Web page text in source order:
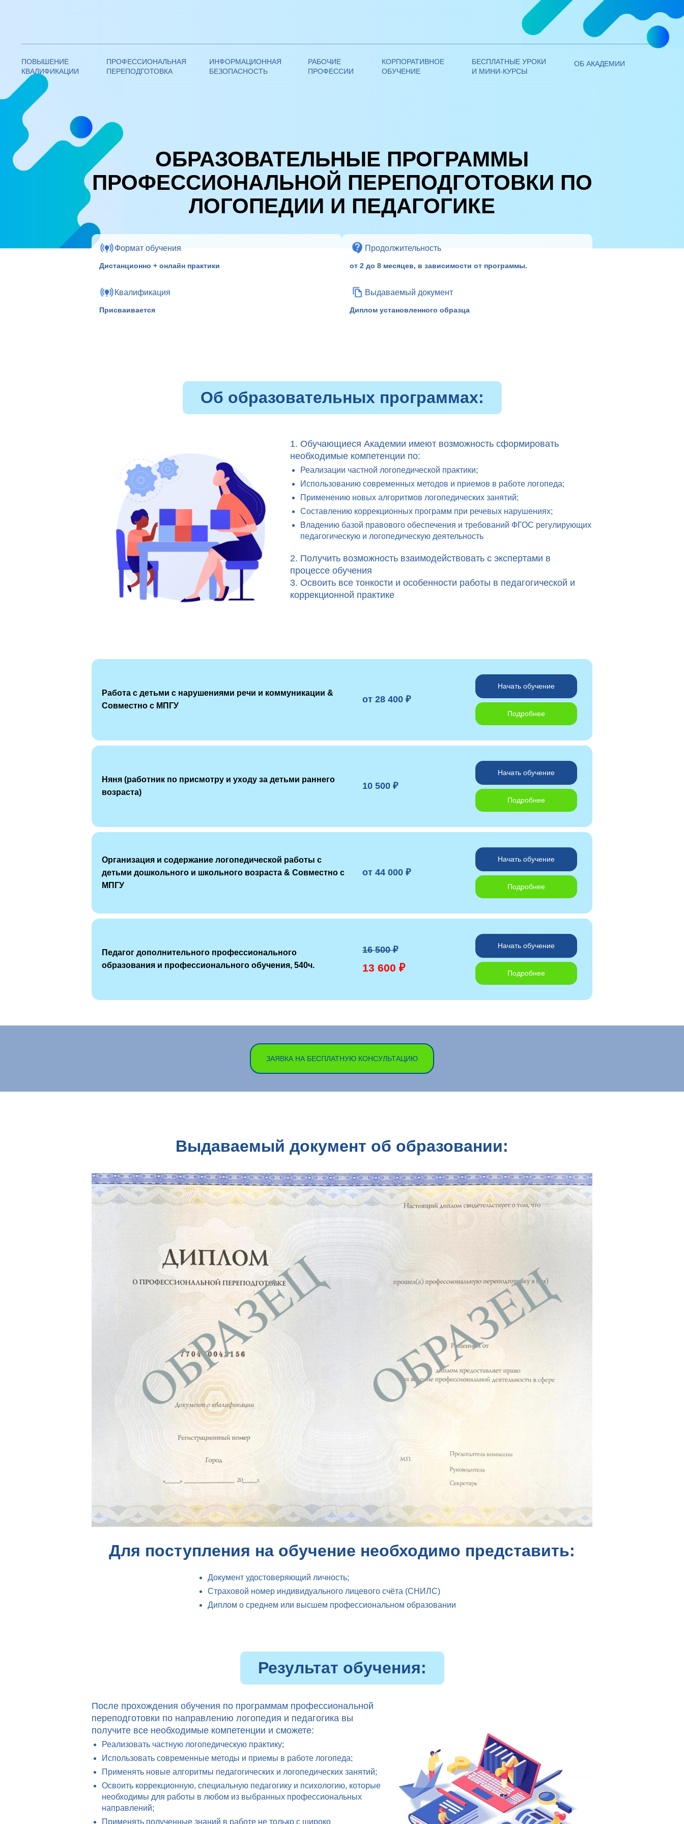
ЭИОС ЛИЧНЫЙ КАБИНЕТ
+7 (800) 250 - 14 - 28
+7 (495) 970 - 21 - 00
ПОВЫШЕНИЕ
КВАЛИФИКАЦИИ
ПРОФЕССИОНАЛЬНАЯ
ПЕРЕПОДГОТОВКА
ИНФОРМАЦИОННАЯ
БЕЗОПАСНОСТЬ
РАБОЧИЕ
ПРОФЕССИИ
КОРПОРАТИВНОЕ
ОБУЧЕНИЕ
БЕСПЛАТНЫЕ УРОКИ
И МИНИ-КУРСЫ
ОБ АКАДЕМИИ
ОБРАЗОВАТЕЛЬНЫЕ ПРОГРАММЫ
ПРОФЕССИОНАЛЬНОЙ ПЕРЕПОДГОТОВКИ ПО
ЛОГОПЕДИИ И ПЕДАГОГИКЕ
Формат обучения
Дистанционно + онлайн практики
Продолжительность
от 2 до 8 месяцев, в зависимости от программы.
Квалификация
Присваивается
Выдаваемый документ
Диплом установленного образца
Об образовательных программах:
1. Обучающиеся Академии имеют возможность сформировать
необходимые компетенции по:
Реализации частной логопедической практики;
Использованию современных методов и приемов в работе логопеда;
Применению новых алгоритмов логопедических занятий;
Составлению коррекционных программ при речевых нарушениях;
Владению базой правового обеспечения и требований ФГОС регулирующих
педагогическую и логопедическую деятельность
2. Получить возможность взаимодействовать с экспертами в
процессе обучения
3. Освоить все тонкости и особенности работы в педагогической и
коррекционной практике
Работа с детьми с нарушениями речи и коммуникации &
Совместно с МПГУ
от 28 400 ₽
Начать обучение
Подробнее
Няня (работник по присмотру и уходу за детьми раннего
возраста)
10 500 ₽
Начать обучение
Подробнее
Организация и содержание логопедической работы с
детьми дошкольного и школьного возраста & Совместно с
МПГУ
от 44 000 ₽
Начать обучение
Подробнее
Педагог дополнительного профессионального
образования и профессионального обучения, 540ч.
16 500 ₽
13 600 ₽
Начать обучение
Подробнее
ЗАЯВКА НА БЕСПЛАТНУЮ КОНСУЛЬТАЦИЮ
Выдаваемый документ об образовании:
Для поступления на обучение необходимо представить:
Документ удостоверяющий личность;
Страховой номер индивидуального лицевого счёта (СНИЛС)
Диплом о среднем или высшем профессиональном образовании
Результат обучения:
После прохождения обучения по программам профессиональной
переподготовки по направлению логопедия и педагогика вы
получите все необходимые компетенции и сможете:
Реализовать частную логопедическую практику;
Использовать современные методы и приемы в работе логопеда;
Применять новые алгоритмы педагогических и логопедических занятий;
Освоить коррекционную, специальную педагогику и психологию, которые
необходимы для работы в любом из выбранных профессиональных
направлений;
Применять полученные знаний в работе не только с широко